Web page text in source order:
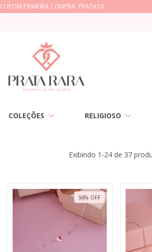
CUPOM PRIMEIRA COMPRA: PRATA10
COLEÇÕES RELIGIOSO
Exibindo 1-24 de 37
56% OFF